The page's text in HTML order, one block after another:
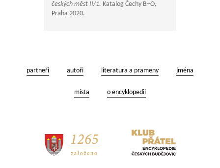
českých měst II/1. Katalog Čechy B–O,
Praha 2020.
partneři autoři literatura a prameny jména
místa o encyklopedii